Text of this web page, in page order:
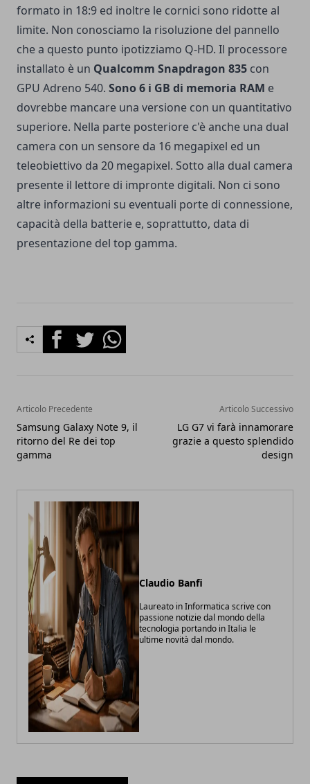
formato in 18:9 ed inoltre le cornici sono ridotte al
limite. Non conosciamo la risoluzione del pannello
che a questo punto ipotizziamo Q-HD. Il processore
installato è un Qualcomm Snapdragon 835 con
GPU Adreno 540. Sono 6 i GB di memoria RAM e
dovrebbe mancare una versione con un quantitativo
superiore. Nella parte posteriore c'è anche una dual
camera con un sensore da 16 megapixel ed un
teleobiettivo da 20 megapixel. Sotto alla dual camera
presente il lettore di impronte digitali. Non ci sono
altre informazioni su eventuali porte di connessione,
capacità della batterie e, soprattutto, data di
presentazione del top gamma.
FacebookTwitterWhatsapp
Articolo Precedente
Samsung Galaxy Note 9, il
ritorno del Re dei top
gamma
Articolo Successivo
LG G7 vi farà innamorare
grazie a questo splendido
design
Claudio Banfi
Laureato in Informatica scrive con
passione notizie dal mondo della
tecnologia portando in Italia le
ultime novità dal mondo.